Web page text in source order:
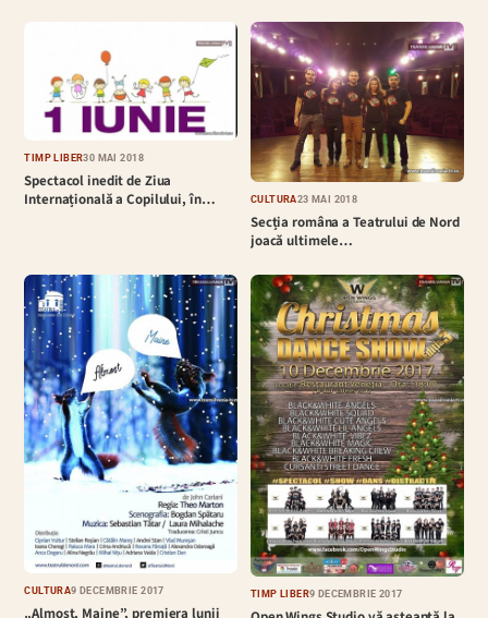
TIMP LIBER30 MAI 2018
Spectacol inedit de Ziua
Internațională a Copilului, în…
CULTURĂ23 MAI 2018
Secția româna a Teatrului de Nord
joacă ultimele…
CULTURĂ9 DECEMBRIE 2017
„Almost, Maine”, premiera lunii
TIMP LIBER9 DECEMBRIE 2017